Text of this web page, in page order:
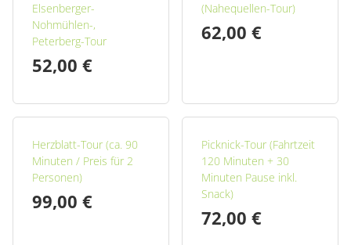
Elsenberger-
Nohmühlen-,
Peterberg-Tour
52,00 €
(Nahequellen-Tour)
62,00 €
Herzblatt-Tour (ca. 90
Minuten / Preis für 2
Personen)
99,00 €
Picknick-Tour (Fahrtzeit
120 Minuten + 30
Minuten Pause inkl.
Snack)
72,00 €